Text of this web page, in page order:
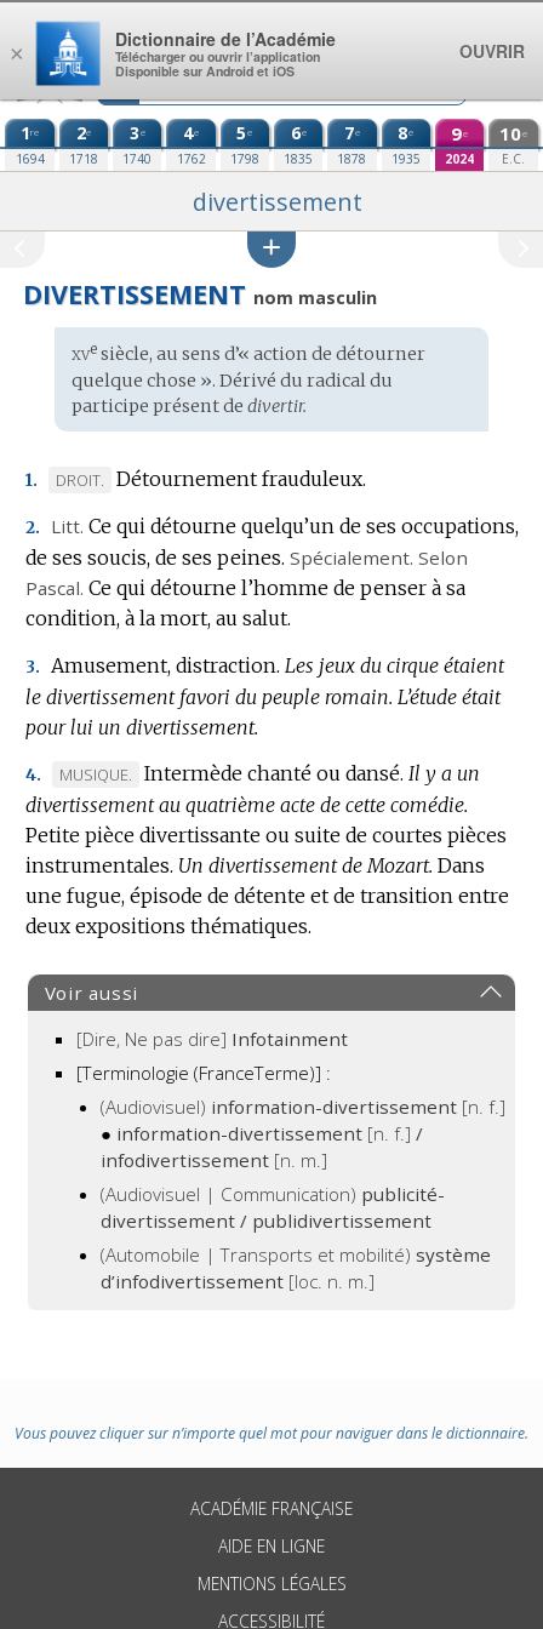
Aller au contenu
1re
1694
2e
1718
3e
1740
4e
1762
5e
1798
6e
1835
7e
1878
8e
1935
9e
2024
10e
E.C.
divertissement
DIVERTISSEMENT nom masculin
Étymologie
:
xvesiècle, au sens d’« action de détourner
quelque chose ». Dérivé du radical du
participe présent de divertir.
1.
MARQUE
DOMAINE
:
DROIT. Détournement frauduleux.
2. Litt. Ce qui détourne quelqu’un de ses occupations,
de ses soucis, de ses peines. Spécialement. Selon
Pascal. Ce qui détourne l’homme de penser à sa
condition, à la mort, au salut.
3. Amusement, distraction. Les jeux du cirque étaient
le divertissement favori du peuple romain. L’étude était
pour lui un divertissement.
4.
MARQUE
DE
DOMAINE
:
MUSIQUE. Intermède chanté ou dansé. Il y a un
divertissement au quatrième acte de cette comédie.
Petite pièce divertissante ou suite de courtes pièces
instrumentales. Un divertissement de Mozart. Dans
une fugue, épisode de détente et de transition entre
deux expositions thématiques.
Voir aussi
[Dire, Ne pas dire] Infotainment
[Terminologie (FranceTerme)] :
(Audiovisuel) information-divertissement [n. f.]
● information-divertissement [n. f.] /
infodivertissement [n. m.]
(Audiovisuel | Communication) publicité-
divertissement / publidivertissement
(Automobile | Transports et mobilité) système
d’infodivertissement [loc. n. m.]
Vous pouvez cliquer sur n’importe quel mot pour naviguer dans le dictionnaire.
ACADÉMIE FRANÇAISE
AIDE EN LIGNE
MENTIONS LÉGALES
ACCESSIBILITÉ
×
Dictionnaire de l’Académie
Télécharger ou ouvrir l’application
Disponible sur Android et iOS
OUVRIR